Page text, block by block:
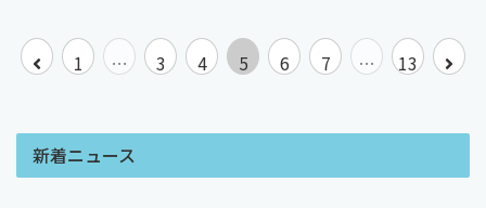
前
1 … 3 4 5 6 7 … 13
次
新着ニュース